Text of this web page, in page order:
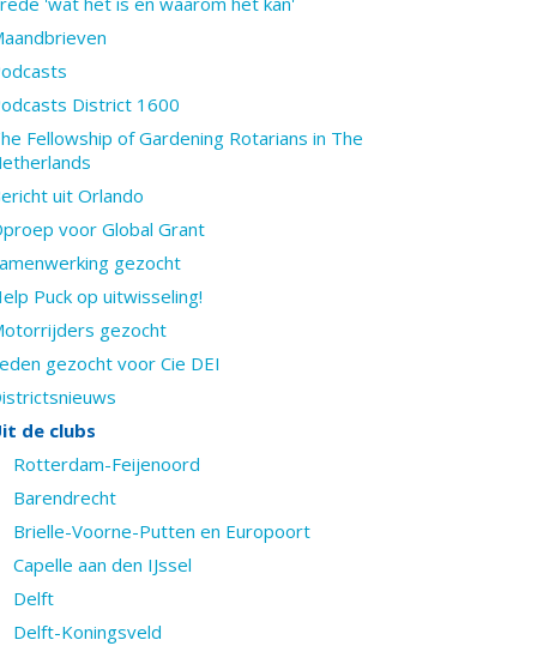
District 1600
Fellowship of Gardening Rotarians in The
uit Orlando
voor Global Grant
gezocht
Puck op uitwisseling!
gezocht
gezocht voor Cie DEI
de clubs
Rotterdam-Feijenoord
Barendrecht
Brielle-Voorne-Putten en Europoort
Capelle aan den IJssel
Delft
Delft-Koningsveld